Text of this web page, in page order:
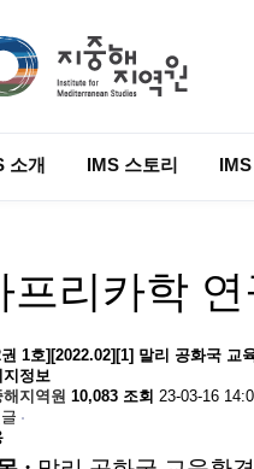
소개 IMS 스토리
프리카학
권 1호][2022.02][1] 말리 공화국
지정보
해지역원 10,083 조회 23-03-16